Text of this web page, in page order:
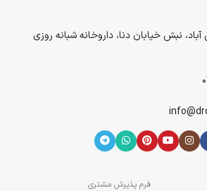
آباد، نبش خیابان دنا، داروخانه شبانه روزی
فرم پذیرش مشتری